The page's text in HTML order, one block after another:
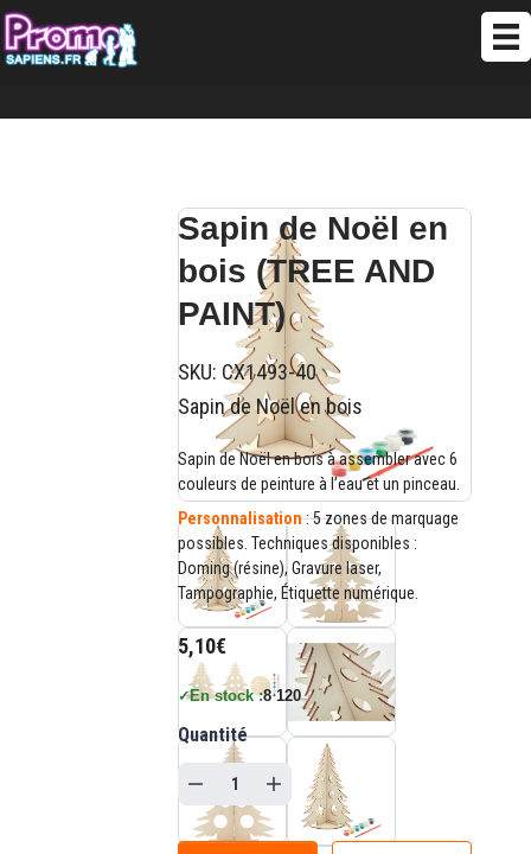
Sapin de Noël en
bois (TREE AND
PAINT)
SKU: CX1493-40
Sapin de Noël en bois
Sapin de Noël en bois à assembler avec 6
couleurs de peinture à l’eau et un pinceau.
Personnalisation: 5 zones de marquage
possibles. Techniques disponibles :
Doming (résine), Gravure laser,
Tampographie, Étiquette numérique.
5,10€
✓En stock :8 120
Quantité